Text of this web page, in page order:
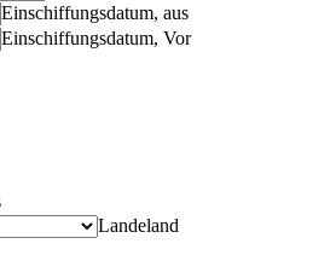
Einschiffungsdatum, aus
Einschiffungsdatum, Vor
Landeland